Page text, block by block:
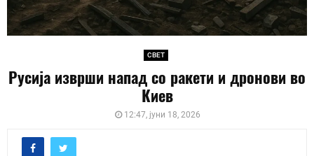
СВЕТ
Русија изврши напад со ракети и дронови во
Киев
12:47, јуни 18, 2026